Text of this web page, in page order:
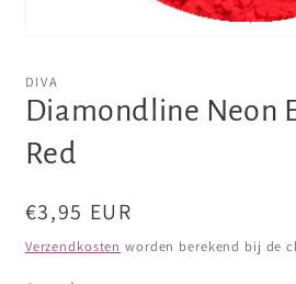
openen
in
modaal
DIVA
Diamondline Neon
Red
Normale
prijs
€3,95 EUR
Verzendkosten worden berekend bij de